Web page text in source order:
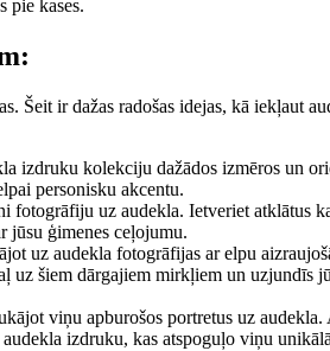
pie kases.
Šeit ir dažas radošas idejas, kā iekļaut
izdruku kolekciju dažādos izmēros un
personisku akcentu.
uz audekla. Ietveriet atklātus
jūsu ģimenes ceļojumu.
uz audekla fotogrāfijas ar elpu
uz šiem dārgajiem mirkļiem un uzjundīs
viņu apburošos portretus uz audekla.
izdruku, kas atspoguļo viņu